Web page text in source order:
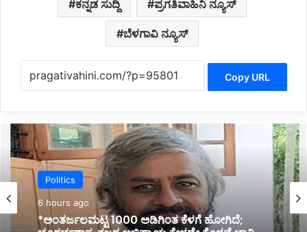
ಕನ್ನಡ ಸುದ್ದಿ ಪ್ರಗತಿವಾಹಿನಿ ನ್ಯೂಸ್
ಬೆಳಗಾವಿ ನ್ಯೂಸ್
Copy URL
Politics
6 hours ago
Politics
6 hours ago
*ಹೊರಟ್ಟಿಯವರಿಂದ ರಾಜೀನಾಮೆ ಪಡೆದ ಸರ್ಕಾರದ ನಡೆ